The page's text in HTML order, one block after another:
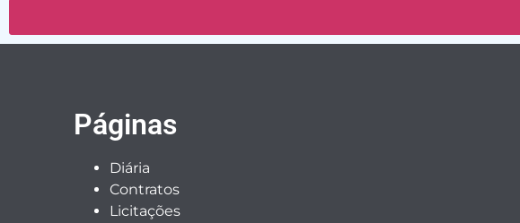
Páginas
Diária
Contratos
Licitações